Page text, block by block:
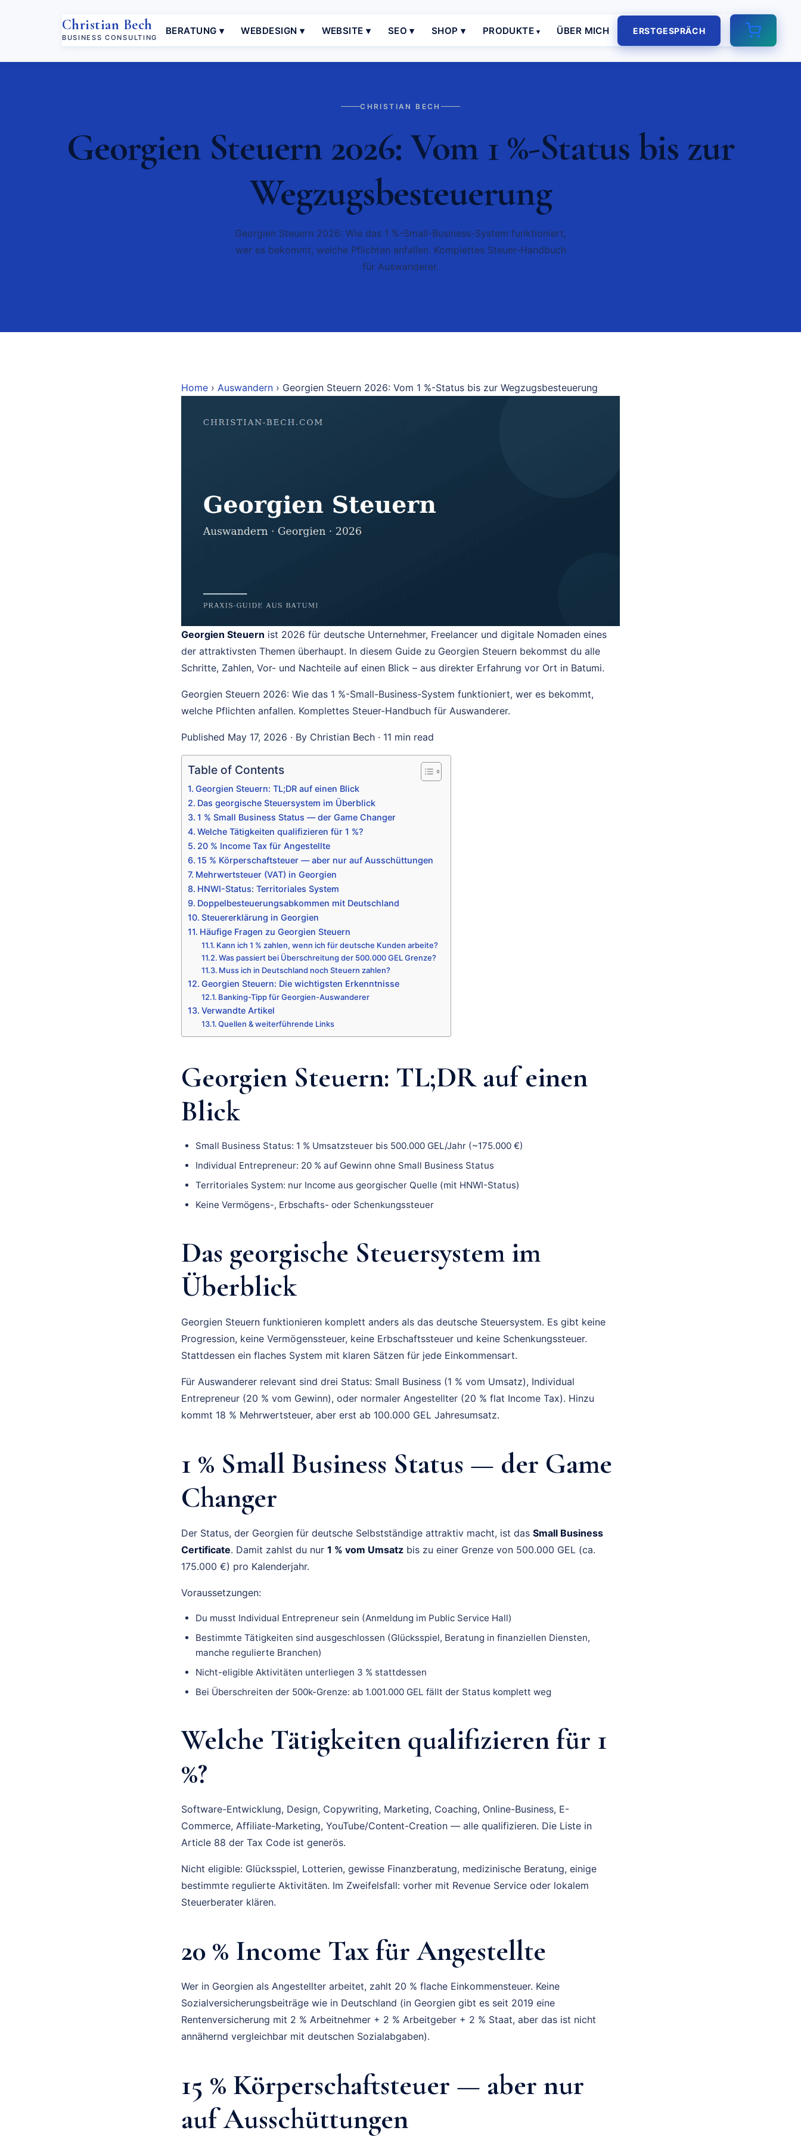
Christian Bech
BUSINESS CONSULTING
BERATUNG ▾ WEBDESIGN ▾ WEBSITE ▾ SEO ▾ SHOP ▾ PRODUKTE ÜBER MICH ERSTGESPRÄCH
CHRISTIAN BECH
Georgien Steuern 2026: Vom 1 %-Status bis zur
Wegzugsbesteuerung
Georgien Steuern 2026: Wie das 1 %-Small-Business-System funktioniert,
wer es bekommt, welche Pflichten anfallen. Komplettes Steuer-Handbuch
für Auswanderer.
Home › Auswandern › Georgien Steuern 2026: Vom 1 %-Status bis zur Wegzugsbesteuerung
Georgien Steuern ist 2026 für deutsche Unternehmer, Freelancer und digitale Nomaden eines
der attraktivsten Themen überhaupt. In diesem Guide zu Georgien Steuern bekommst du alle
Schritte, Zahlen, Vor- und Nachteile auf einen Blick – aus direkter Erfahrung vor Ort in Batumi.
Georgien Steuern 2026: Wie das 1 %-Small-Business-System funktioniert, wer es bekommt,
welche Pflichten anfallen. Komplettes Steuer-Handbuch für Auswanderer.
Published May 17, 2026 · By Christian Bech · 11 min read
Table of Contents
Georgien Steuern: TL;DR auf einen Blick
Das georgische Steuersystem im Überblick
1 % Small Business Status — der Game Changer
Welche Tätigkeiten qualifizieren für 1 %?
20 % Income Tax für Angestellte
15 % Körperschaftsteuer — aber nur auf Ausschüttungen
Mehrwertsteuer (VAT) in Georgien
HNWI-Status: Territoriales System
Doppelbesteuerungsabkommen mit Deutschland
Steuererklärung in Georgien
Häufige Fragen zu Georgien Steuern
Kann ich 1 % zahlen, wenn ich für deutsche Kunden arbeite?
Was passiert bei Überschreitung der 500.000 GEL Grenze?
Muss ich in Deutschland noch Steuern zahlen?
Georgien Steuern: Die wichtigsten Erkenntnisse
Banking-Tipp für Georgien-Auswanderer
Verwandte Artikel
Quellen & weiterführende Links
Georgien Steuern: TL;DR auf einen
Blick
Small Business Status: 1 % Umsatzsteuer bis 500.000 GEL/Jahr (~175.000 €)
Individual Entrepreneur: 20 % auf Gewinn ohne Small Business Status
Territoriales System: nur Income aus georgischer Quelle (mit HNWI-Status)
Keine Vermögens-, Erbschafts- oder Schenkungssteuer
Das georgische Steuersystem im
Überblick
Georgien Steuern funktionieren komplett anders als das deutsche Steuersystem. Es gibt keine
Progression, keine Vermögenssteuer, keine Erbschaftssteuer und keine Schenkungssteuer.
Stattdessen ein flaches System mit klaren Sätzen für jede Einkommensart.
Für Auswanderer relevant sind drei Status: Small Business (1 % vom Umsatz), Individual
Entrepreneur (20 % vom Gewinn), oder normaler Angestellter (20 % flat Income Tax). Hinzu
kommt 18 % Mehrwertsteuer, aber erst ab 100.000 GEL Jahresumsatz.
1 % Small Business Status — der Game
Changer
Der Status, der Georgien für deutsche Selbstständige attraktiv macht, ist das Small Business
Certificate. Damit zahlst du nur 1 % vom Umsatz bis zu einer Grenze von 500.000 GEL (ca.
175.000 €) pro Kalenderjahr.
Voraussetzungen:
Du musst Individual Entrepreneur sein (Anmeldung im Public Service Hall)
Bestimmte Tätigkeiten sind ausgeschlossen (Glücksspiel, Beratung in finanziellen Diensten,
manche regulierte Branchen)
Nicht-eligible Aktivitäten unterliegen 3 % stattdessen
Bei Überschreiten der 500k-Grenze: ab 1.001.000 GEL fällt der Status komplett weg
Welche Tätigkeiten qualifizieren für 1
%?
Software-Entwicklung, Design, Copywriting, Marketing, Coaching, Online-Business, E-
Commerce, Affiliate-Marketing, YouTube/Content-Creation — alle qualifizieren. Die Liste in
Article 88 der Tax Code ist generös.
Nicht eligible: Glücksspiel, Lotterien, gewisse Finanzberatung, medizinische Beratung, einige
bestimmte regulierte Aktivitäten. Im Zweifelsfall: vorher mit Revenue Service oder lokalem
Steuerberater klären.
20 % Income Tax für Angestellte
Wer in Georgien als Angestellter arbeitet, zahlt 20 % flache Einkommensteuer. Keine
Sozialversicherungsbeiträge wie in Deutschland (in Georgien gibt es seit 2019 eine
Rentenversicherung mit 2 % Arbeitnehmer + 2 % Arbeitgeber + 2 % Staat, aber das ist nicht
annähernd vergleichbar mit deutschen Sozialabgaben).
15 % Körperschaftsteuer — aber nur
auf Ausschüttungen